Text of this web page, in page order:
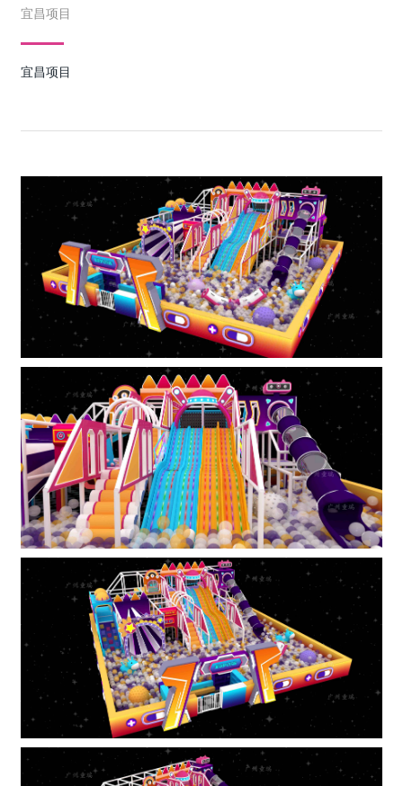
1 2 3 4 5 6 7
宜昌项目
宜昌项目